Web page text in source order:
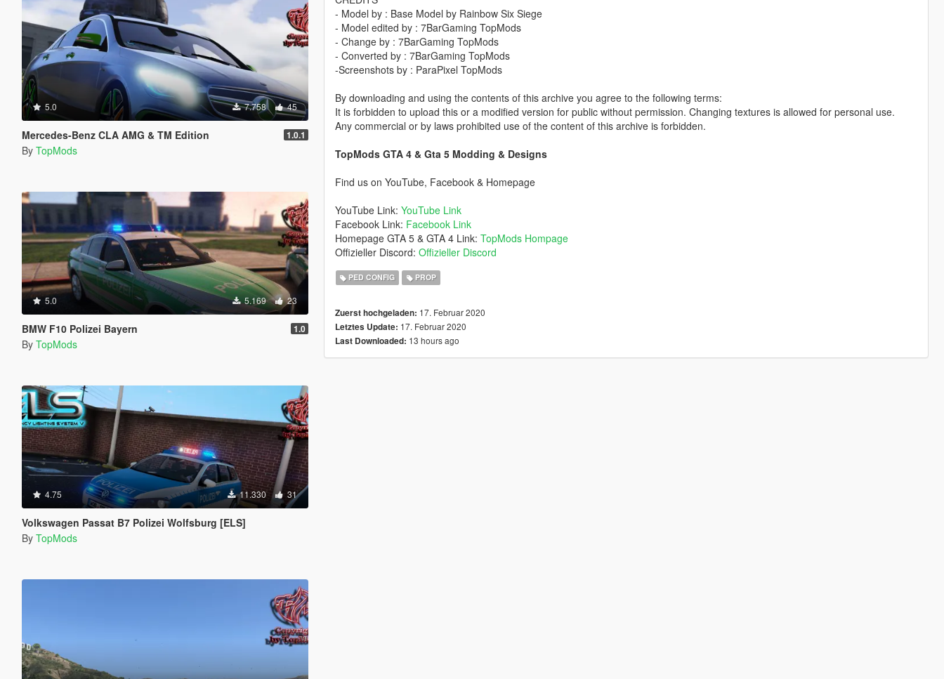
5.0 7.758 45
Mercedes-Benz CLA AMG & TM Edition 1.0.1
By TopMods
5.0 5.169 23
BMW F10 Polizei Bayern 1.0
By TopMods
4.75 11.330 31
Volkswagen Passat B7 Polizei Wolfsburg [ELS]
By TopMods
- Model by : Base Model by Rainbow Six Siege
- Model edited by : 7BarGaming TopMods
- Change by : 7BarGaming TopMods
- Converted by : 7BarGaming TopMods
-Screenshots by : ParaPixel TopMods
By downloading and using the contents of this archive you agree to the following terms:
It is forbidden to upload this or a modified version for public without permission. Changing textures is allowed for personal use.
Any commercial or by laws prohibited use of the content of this archive is forbidden.
TopMods GTA 4 & Gta 5 Modding & Designs
Find us on YouTube, Facebook & Homepage
YouTube Link: YouTube Link
Facebook Link: Facebook Link
Homepage GTA 5 & GTA 4 Link: TopMods Hompage
Offizieller Discord: Offizieller Discord
PED CONFIG PROP
Zuerst hochgeladen: 17. Februar 2020
Letztes Update: 17. Februar 2020
Last Downloaded: 13 hours ago